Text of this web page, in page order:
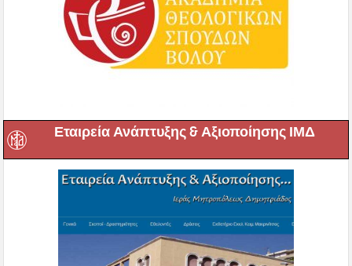
Εταιρεία Ανάπτυξης & Αξιοποίησης ΙΜΔ